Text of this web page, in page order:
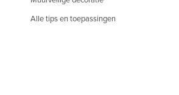
Alle tips en toepassingen